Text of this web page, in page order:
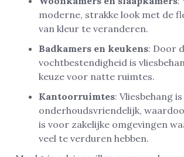
moderne, strakke look met de
van kleur te veranderen.
Badkamers en keukens: Door
vochtbestendigheid is
keuze voor natte ruimtes.
Kantoorruimtes: Vliesbehang
onderhoudsvriendelijk,
is voor zakelijke omgevingen
veel te verduren hebben.